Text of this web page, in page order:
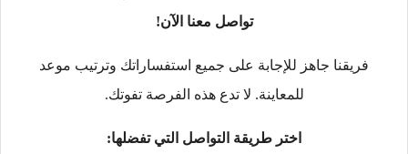
تواصل معنا الآن!
فريقنا جاهز للإجابة على جميع استفساراتك وترتيب موعد
للمعاينة. لا تدع هذه الفرصة تفوتك.
اختر طريقة التواصل التي تفضلها: